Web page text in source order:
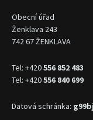
Obecní úřad
Ženklava 243
742 67 ŽENKLAVA
Tel: +420556 852 483
Tel: +420556 840 699
Datová schránka: